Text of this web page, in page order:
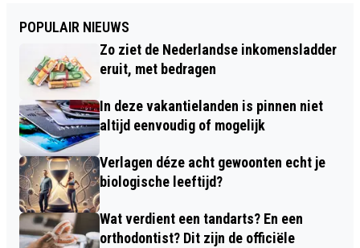
POPULAIR NIEUWS
Zo ziet de Nederlandse inkomensladder
eruit, met bedragen
In deze vakantielanden is pinnen niet
altijd eenvoudig of mogelijk
Verlagen déze acht gewoonten echt je
biologische leeftijd?
Wat verdient een tandarts? En een
orthodontist? Dit zijn de officiële